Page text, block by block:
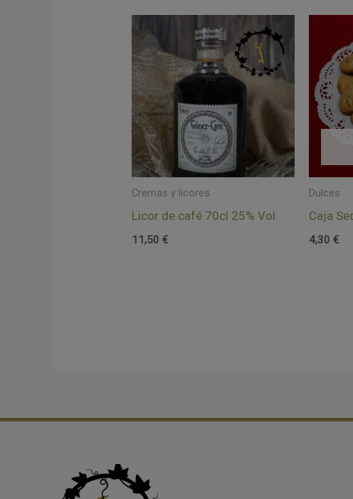
Cremas y licores
Licor de café 70cl 25% Vol
11,50€
Dulces
Caja
4,30 €